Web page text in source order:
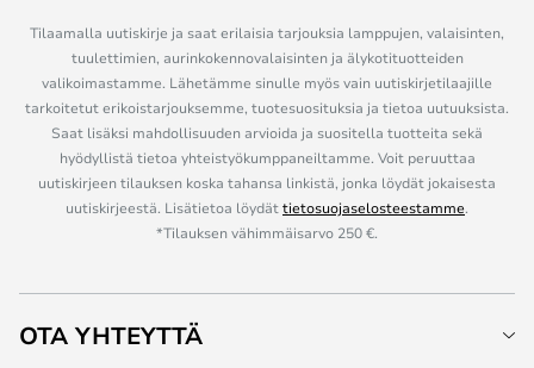
Tilaamalla uutiskirje ja saat erilaisia tarjouksia lamppujen, valaisinten,
tuulettimien, aurinkokennovalaisinten ja älykotituotteiden
valikoimastamme. Lähetämme sinulle myös vain uutiskirjetilaajille
tarkoitetut erikoistarjouksemme, tuotesuosituksia ja tietoa uutuuksista.
Saat lisäksi mahdollisuuden arvioida ja suositella tuotteita sekä
hyödyllistä tietoa yhteistyökumppaneiltamme. Voit peruuttaa
uutiskirjeen tilauksen koska tahansa linkistä, jonka löydät jokaisesta
uutiskirjeestä. Lisätietoa löydättietosuojaselosteestamme.
*Tilauksen vähimmäisarvo 250 €.
OTA YHTEYTTÄ